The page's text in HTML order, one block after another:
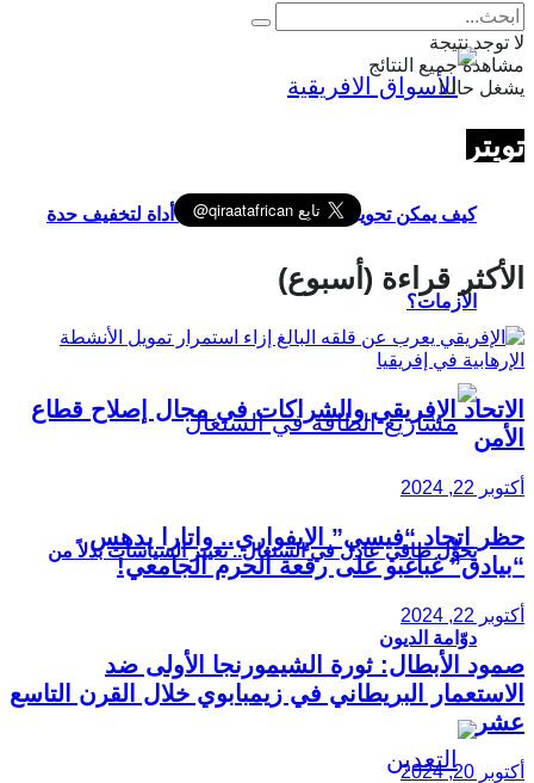
كيف يمكن تحويل الأسواق الإفريقية إلى أداة لتخفيف حدة
الأزمات؟
تحوُّل طاقي عادل في السنغال.. تغيير السياسات بدلاً من
دوّامة الديون
لا توجد نتيجة
مشاهدة جميع النتائج
يشغل حاليا
تويتر
الأكثر قراءة (أسبوع)
الاتحاد الإفريقي والشراكات في مجال إصلاح قطاع
الأمن
أكتوبر 22, 2024
حظر اتحاد “فيسي” الإيفواري.. واتارا يدهس
“بيادق” غباغبو على رقعة الحرم الجامعي!
أكتوبر 22, 2024
صمود الأبطال: ثورة الشيمورنجا الأولى ضد
الاستعمار البريطاني في زيمبابوي خلال القرن التاسع
عشر
أكتوبر 20, 2024